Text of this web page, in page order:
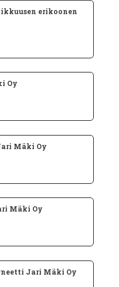
erikoonen
Oy
Mäki Oy
Mäki Oy
Jari Mäki Oy